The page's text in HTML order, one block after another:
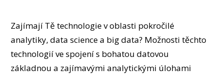
MÉDIA
KONTAKT
Zajímají Tě technologie v oblasti pokročilé
analytiky, data science a big data? Možnosti těchto
technologií ve spojení s bohatou datovou
základnou a zajímavými analytickými úlohami